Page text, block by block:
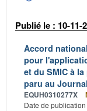
Publié le : 10-11-
Accord
pour
et du SMIC à
paru au
EQUH0310277X
Date de